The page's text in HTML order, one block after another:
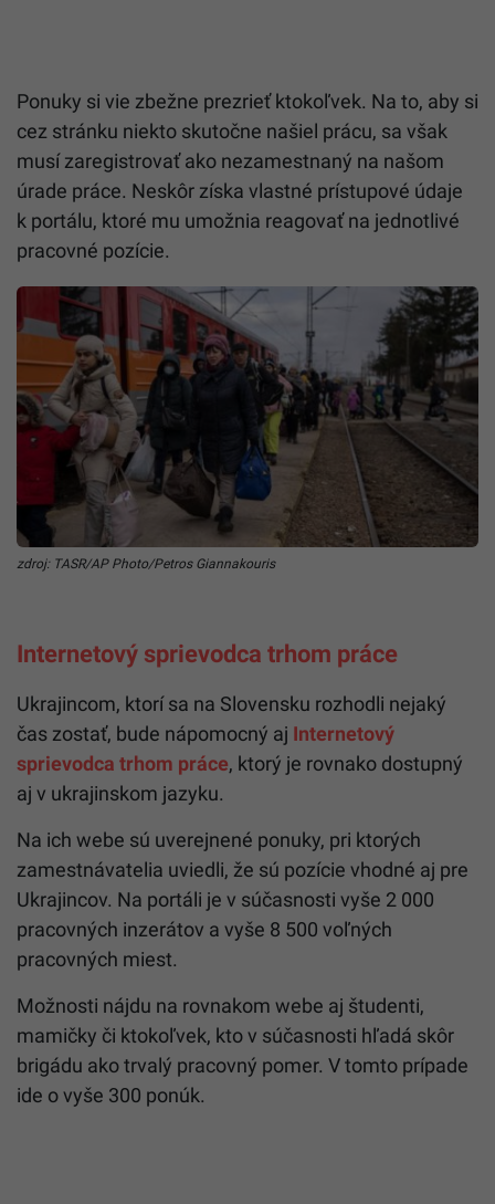
Ponuky si vie zbežne prezrieť ktokoľvek. Na to, aby si
cez stránku niekto skutočne našiel prácu, sa však
musí zaregistrovať ako nezamestnaný na našom
úrade práce. Neskôr získa vlastné prístupové údaje
k portálu, ktoré mu umožnia reagovať na jednotlivé
pracovné pozície.
zdroj: TASR/AP Photo/Petros Giannakouris
Internetový sprievodca trhom práce
Ukrajincom, ktorí sa na Slovensku rozhodli nejaký
čas zostať, bude nápomocný aj Internetový
sprievodca trhom práce, ktorý je rovnako dostupný
aj v ukrajinskom jazyku.
Na ich webe sú uverejnené ponuky, pri ktorých
zamestnávatelia uviedli, že sú pozície vhodné aj pre
Ukrajincov. Na portáli je v súčasnosti vyše 2 000
pracovných inzerátov a vyše 8 500 voľných
pracovných miest.
Možnosti nájdu na rovnakom webe aj študenti,
mamičky či ktokoľvek, kto v súčasnosti hľadá skôr
brigádu ako trvalý pracovný pomer. V tomto prípade
ide o vyše 300 ponúk.